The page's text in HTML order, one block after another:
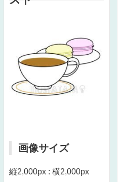
画像サイズ
縦2,000px : 横2,000px